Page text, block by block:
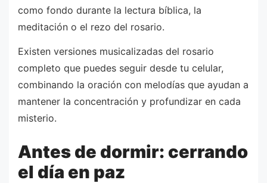
como fondo durante la lectura bíblica, la
meditación o el rezo del rosario.
Existen versiones musicalizadas del rosario
completo que puedes seguir desde tu celular,
combinando la oración con melodías que ayudan a
mantener la concentración y profundizar en cada
misterio.
Antes de dormir: cerrando
el día en paz